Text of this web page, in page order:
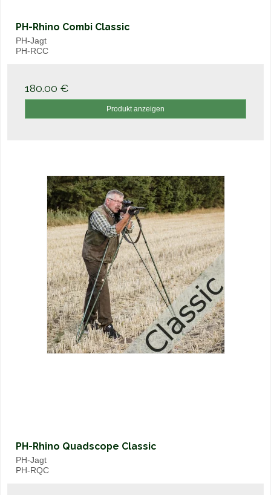
PH-Rhino Combi Classic
PH-Jagt
PH-RCC
180.00 €
Produkt anzeigen
PH-Rhino Quadscope Classic
PH-Jagt
PH-RQC